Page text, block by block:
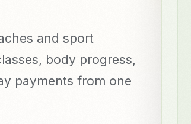
and sport
body progress,
payments from one